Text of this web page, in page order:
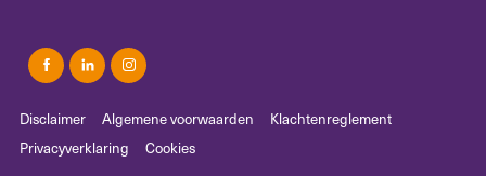
Disclaimer Algemene voorwaarden
Klachtenreglement
Privacyverklaring
Cookies